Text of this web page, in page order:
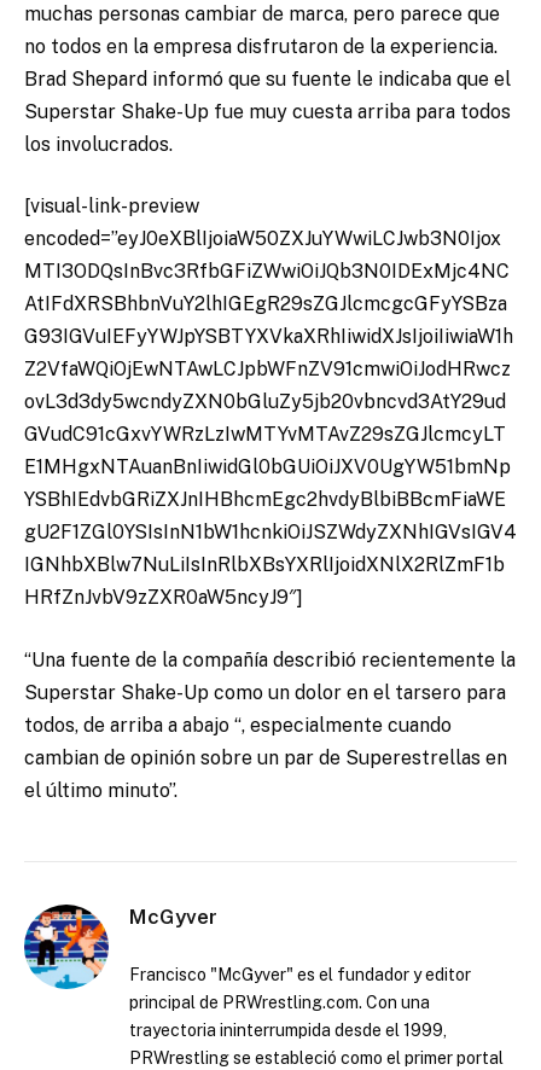
muchas personas cambiar de marca, pero parece que
no todos en la empresa disfrutaron de la experiencia.
Brad Shepard informó que su fuente le indicaba que el
Superstar Shake-Up fue muy cuesta arriba para todos
los involucrados.
[visual-link-preview
encoded=”eyJ0eXBlIjoiaW50ZXJuYWwiLCJwb3N0Ijox
MTI3ODQsInBvc3RfbGFiZWwiOiJQb3N0IDExMjc4NC
AtIFdXRSBhbnVuY2lhIGEgR29sZGJlcmcgcGFyYSBza
G93IGVuIEFyYWJpYSBTYXVkaXRhIiwidXJsIjoiIiwiaW1h
Z2VfaWQiOjEwNTAwLCJpbWFnZV91cmwiOiJodHRwcz
ovL3d3dy5wcndyZXN0bGluZy5jb20vbncvd3AtY29ud
GVudC91cGxvYWRzLzIwMTYvMTAvZ29sZGJlcmcyLT
E1MHgxNTAuanBnIiwidGl0bGUiOiJXV0UgYW51bmNp
YSBhIEdvbGRiZXJnIHBhcmEgc2hvdyBlbiBBcmFiaWE
gU2F1ZGl0YSIsInN1bW1hcnkiOiJSZWdyZXNhIGVsIGV4
IGNhbXBlw7NuLiIsInRlbXBsYXRlIjoidXNlX2RlZmF1b
HRfZnJvbV9zZXR0aW5ncyJ9″]
“Una fuente de la compañía describió recientemente la
Superstar Shake-Up como un dolor en el tarsero para
todos, de arriba a abajo “, especialmente cuando
cambian de opinión sobre un par de Superestrellas en
el último minuto”.
McGyver
Francisco "McGyver" es el fundador y editor
principal de PRWrestling.com. Con una
trayectoria ininterrumpida desde el 1999,
PRWrestling se estableció como el primer portal